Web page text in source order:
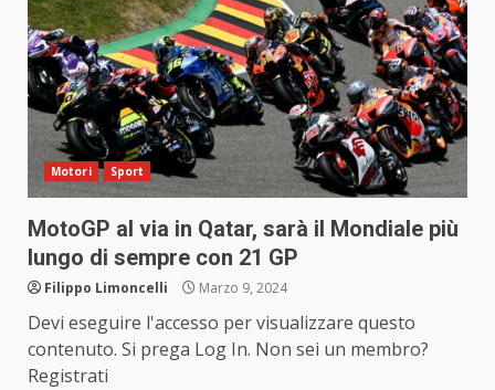
Motori Sport
MotoGP al via in Qatar, sarà il Mondiale più
lungo di sempre con 21 GP
Filippo Limoncelli Marzo 9, 2024
Devi eseguire l'accesso per visualizzare questo
contenuto. Si prega Log In. Non sei un membro?
Registrati